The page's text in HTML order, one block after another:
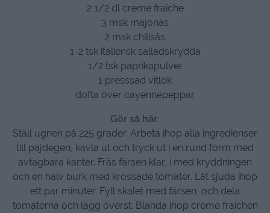
2 1/2 dl creme fraiche
3 msk majonäs
2 msk chilisås
1-2 tsk italiensk salladskrydda
1/2 tsk paprikapulver
1 presssad vitlök
dofta över cayennepeppar
Gör så här:
Ställ ugnen på 225 grader. Arbeta ihop alla ingredienser
till pajdegen, kavla ut och tryck ut i en rund form med
avtagbara kanter. Fräs färsen klar, i med kryddningen
och en halv burk med krossade tomater. Låt sjuda ihop
ett par minuter. Fyll skalet med färsen, och dela
tomaterna och lägg överst. Blanda ihop creme fraichen